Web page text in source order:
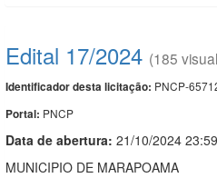
Edital 17/2024 (185
Identificador desta licitação: PNCP-
Portal: PNCP
Data de abertura: 21/10/2024 23:59
MUNICIPIO DE MARAPOAMA